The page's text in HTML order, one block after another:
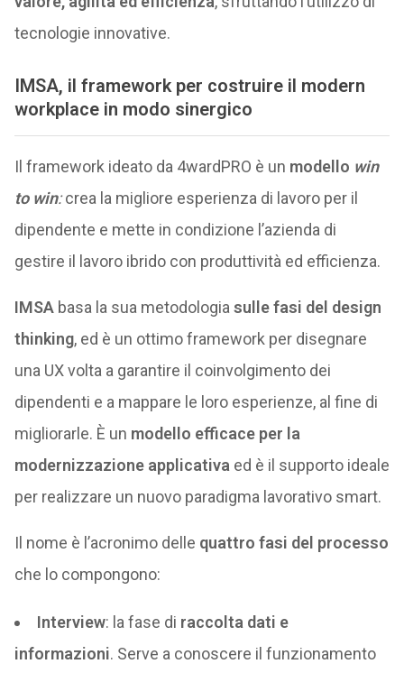
tecnologie innovative.
IMSA, il framework per costruire il modern
workplace in modo sinergico
Il framework ideato da 4wardPRO è un modello win
to win:crea la migliore esperienza di lavoro per il
dipendente e mette in condizione l’azienda di
gestire il lavoro ibrido con produttività ed efficienza.
IMSA basa la sua metodologia sulle fasi del design
thinking, ed è un ottimo framework per disegnare
una UX volta a garantire il coinvolgimento dei
dipendenti e a mappare le loro esperienze, al fine di
migliorarle. È un modello efficace per la
modernizzazione applicativa ed è il supporto ideale
per realizzare un nuovo paradigma lavorativo smart.
Il nome è l’acronimo delle quattro fasi del processo
che lo compongono:
Interview: la fase di raccolta dati e
informazioni. Serve a conoscere il funzionamento